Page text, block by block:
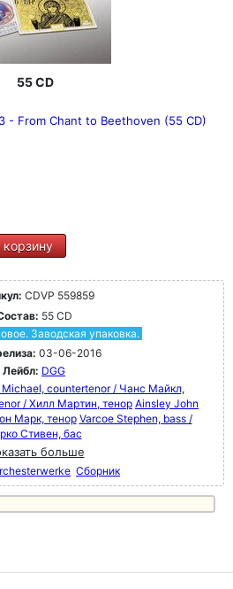
55 CD
- From Chant to Beethoven (55 CD)
CDVP 559859
55 CD
Заводская упаковка.
03-06-2016
Лейбл: DGG
countertenor / Чанс Майкл,
/ Хилл Мартин, тенорAinsley John
Марк, тенор Varcoe Stephen, bass /
Стивен, бас
больше
Сборник